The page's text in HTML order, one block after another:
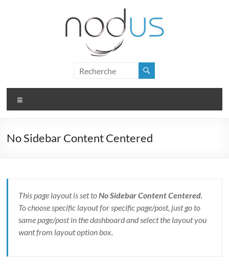
Logiciel
PME
No Sidebar Content Centered
This page layout is set toNo Sidebar Content Centered.
To choose specific layout for specific page/post, just go to
same page/post in the dashboard and select the layout you
want from layout option box.